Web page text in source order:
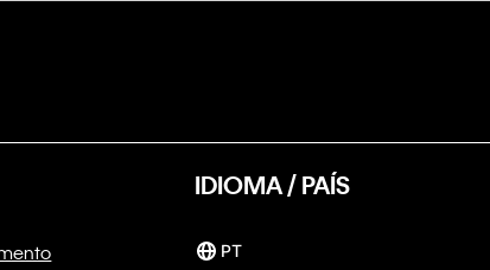
IDIOMA / PAÍS
PT